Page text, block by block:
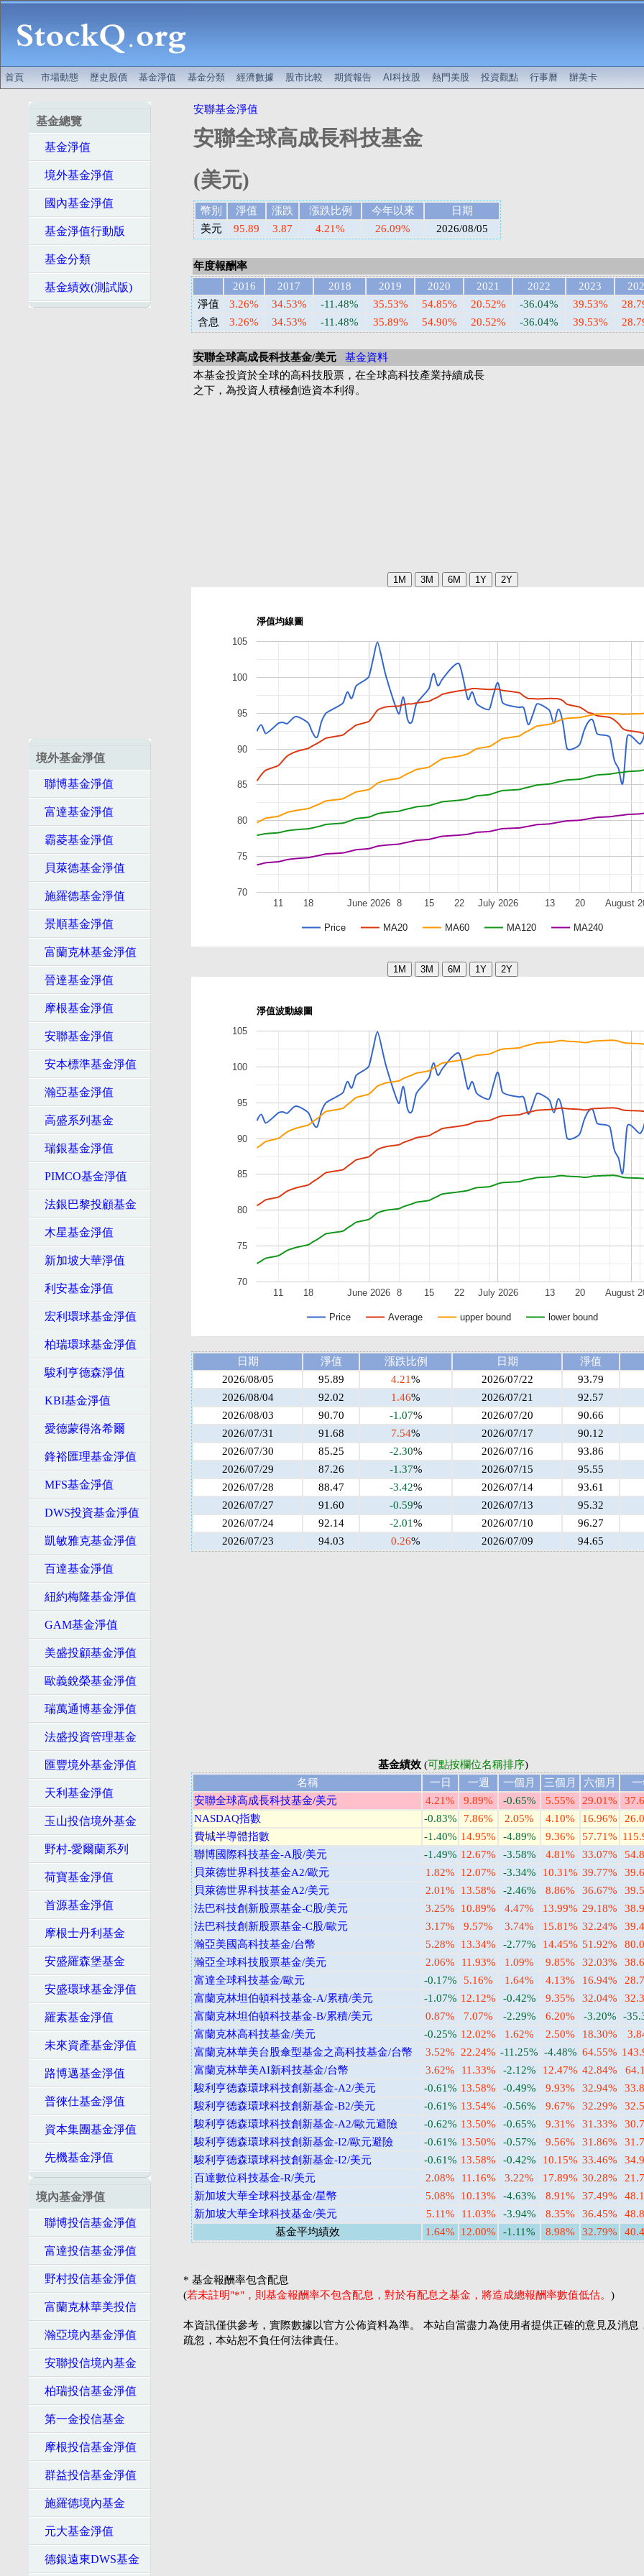
首頁 市場動態 歷史股價 基金淨值 基金分類 經濟數據 股市比較 期貨報告 AI科技股 熱門美股 投資觀點 行事曆 辦美卡
基金總覽
基金淨值
境外基金淨值
國內基金淨值
基金淨值行動版
基金分類
基金績效(測試版)
境外基金淨值
聯博基金淨值
富達基金淨值
霸菱基金淨值
貝萊德基金淨值
施羅德基金淨值
景順基金淨值
富蘭克林基金淨值
晉達基金淨值
摩根基金淨值
安聯基金淨值
安本標準基金淨值
瀚亞基金淨值
高盛系列基金
瑞銀基金淨值
PIMCO基金淨值
法銀巴黎投顧基金
木星基金淨值
新加坡大華淨值
利安基金淨值
宏利環球基金淨值
柏瑞環球基金淨值
駿利亨德森淨值
KBI基金淨值
愛德蒙得洛希爾
鋒裕匯理基金淨值
MFS基金淨值
DWS投資基金淨值
凱敏雅克基金淨值
百達基金淨值
紐約梅隆基金淨值
GAM基金淨值
美盛投顧基金淨值
歐義銳榮基金淨值
瑞萬通博基金淨值
法盛投資管理基金
匯豐境外基金淨值
天利基金淨值
玉山投信境外基金
野村-愛爾蘭系列
荷寶基金淨值
首源基金淨值
摩根士丹利基金
安盛羅森堡基金
安盛環球基金淨值
羅素基金淨值
未來資產基金淨值
路博邁基金淨值
普徠仕基金淨值
資本集團基金淨值
先機基金淨值
境內基金淨值
聯博投信基金淨值
富達投信基金淨值
野村投信基金淨值
富蘭克林華美投信
瀚亞境內基金淨值
安聯投信境內基金
柏瑞投信基金淨值
第一金投信基金
摩根投信基金淨值
群益投信基金淨值
施羅德境內基金
元大基金淨值
德銀遠東DWS基金
安聯基金淨值
安聯全球高成長科技基金
(美元)
幣別 淨值 漲跌 漲跌比例 今年以來
日期
美元
95.89 3.87 4.21% 26.09% 2026/08/05
年度報酬率
2016
2017 2018 2019 2020 2021 2022 2023
淨值
3.26% 34.53% -11.48% 35.53% 54.85% 20.52% -36.04% 39.53%
含息
3.26% 34.53% -11.48% 35.89% 54.90% 20.52% -36.04% 39.53%
安聯全球高成長科技基金/美元
基金資料
本基金投資於全球的高科技股票，在全球高科技產業持續成長
之下，為投資人積極創造資本利得。
淨值均線圖
Price MA20 MA60 MA120 MA240
June 2026 July 2026 August
11 18 8 15 22 13 20
70
75
80
85
90
95
100
105
淨值波動線圖
Price Average upper bound lower bound
June 2026 July 2026 August
11 18 8 15 22 13 20
70
75
80
85
90
95
100
105
日期 淨值 漲跌比例 日期
淨值
2026/08/05
95.89 4.21% 2026/07/22
93.79
2026/08/04
92.02 1.46% 2026/07/21
92.57
2026/08/03
90.70 -1.07% 2026/07/20
90.66
2026/07/31
91.68 7.54% 2026/07/17
90.12
2026/07/30
85.25 -2.30% 2026/07/16
93.86
2026/07/29
87.26 -1.37% 2026/07/15
95.55
2026/07/28
88.47 -3.42% 2026/07/14
93.61
2026/07/27
91.60 -0.59% 2026/07/13
95.32
2026/07/24
92.14 -2.01% 2026/07/10
96.27
2026/07/23
94.03 0.26% 2026/07/09 94.65
基金績效(可點按欄位名稱排序)
名稱
一日 一週 一個月 三個月 六個月
安聯全球高成長科技基金/美元
4.21% 9.89% -0.65% 5.55% 29.01%
NASDAQ指數
-0.83% 7.86% 2.05% 4.10% 16.96%
費城半導體指數
-1.40% 14.95% -4.89% 9.36% 57.71%
聯博國際科技基金-A股/美元
-1.49% 12.67% -3.58% 4.81% 33.07%
貝萊德世界科技基金A2/歐元
1.82% 12.07% -3.34% 10.31% 39.77%
貝萊德世界科技基金A2/美元
2.01% 13.58% -2.46% 8.86% 36.67%
法巴科技創新股票基金-C股/美元
3.25% 10.89% 4.47% 13.99% 29.18%
法巴科技創新股票基金-C股/歐元
3.17% 9.57% 3.74% 15.81% 32.24%
瀚亞美國高科技基金/台幣
5.28% 13.34% -2.77% 14.45% 51.92%
瀚亞全球科技股票基金/美元
2.06% 11.93% 1.09% 9.85% 32.03%
富達全球科技基金/歐元
-0.17% 5.16% 1.64% 4.13% 16.94%
富蘭克林坦伯頓科技基金-A/累積/美元
-1.07% 12.12% -0.42% 9.35% 32.04%
富蘭克林坦伯頓科技基金-B/累積/美元
0.87% 7.07% -2.29% 6.20% -3.20%
-
富蘭克林高科技基金/美元
-0.25% 12.02% 1.62% 2.50% 18.30%
富蘭克林華美台股傘型基金之高科技基金/台幣
3.52% 22.24% -11.25% -4.48% 64.55%
富蘭克林華美AI新科技基金/台幣
3.62% 11.33% -2.12% 12.47% 42.84%
駿利亨德森環球科技創新基金-A2/美元
-0.61% 13.58% -0.49% 9.93% 32.94%
駿利亨德森環球科技創新基金-B2/美元
-0.61% 13.54% -0.56% 9.67% 32.29%
駿利亨德森環球科技創新基金-A2/歐元避險
-0.62% 13.50% -0.65% 9.31% 31.33%
駿利亨德森環球科技創新基金-I2/歐元避險
-0.61% 13.50% -0.57% 9.56% 31.86%
駿利亨德森環球科技創新基金-I2/美元
-0.61% 13.58% -0.42% 10.15% 33.46%
百達數位科技基金-R/美元
2.08% 11.16% 3.22% 17.89% 30.28%
新加坡大華全球科技基金/星幣
5.08% 10.13% -4.63% 8.91% 37.49%
新加坡大華全球科技基金/美元
5.11% 11.03% -3.94% 8.35% 36.45%
基金平均績效
1.64% 12.00% -1.11% 8.98% 32.79%
* 基金報酬率包含配息
(若未註明"*"，則基金報酬率不包含配息，對於有配息之基金，將造成總報酬率數值低估。 )
本資訊僅供參考，實際數據以官方公佈資料為準。 本站自當盡力為使用者提供正確的意見及消息
疏忽，本站恕不負任何法律責任。